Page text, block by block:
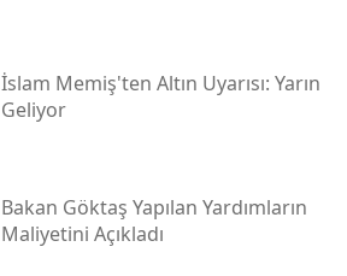
İslam Memiş'ten Altın Uyarısı: Yarın
Geliyor
Bakan Göktaş Yapılan Yardımların
Maliyetini Açıkladı